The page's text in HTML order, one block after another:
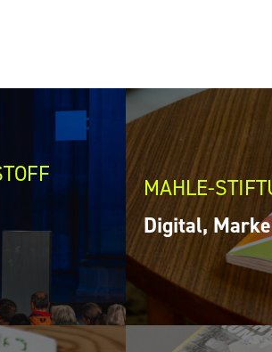
MAHLE-
Digital, Marke